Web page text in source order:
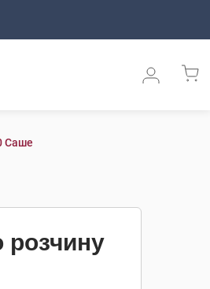
Саше
розчину